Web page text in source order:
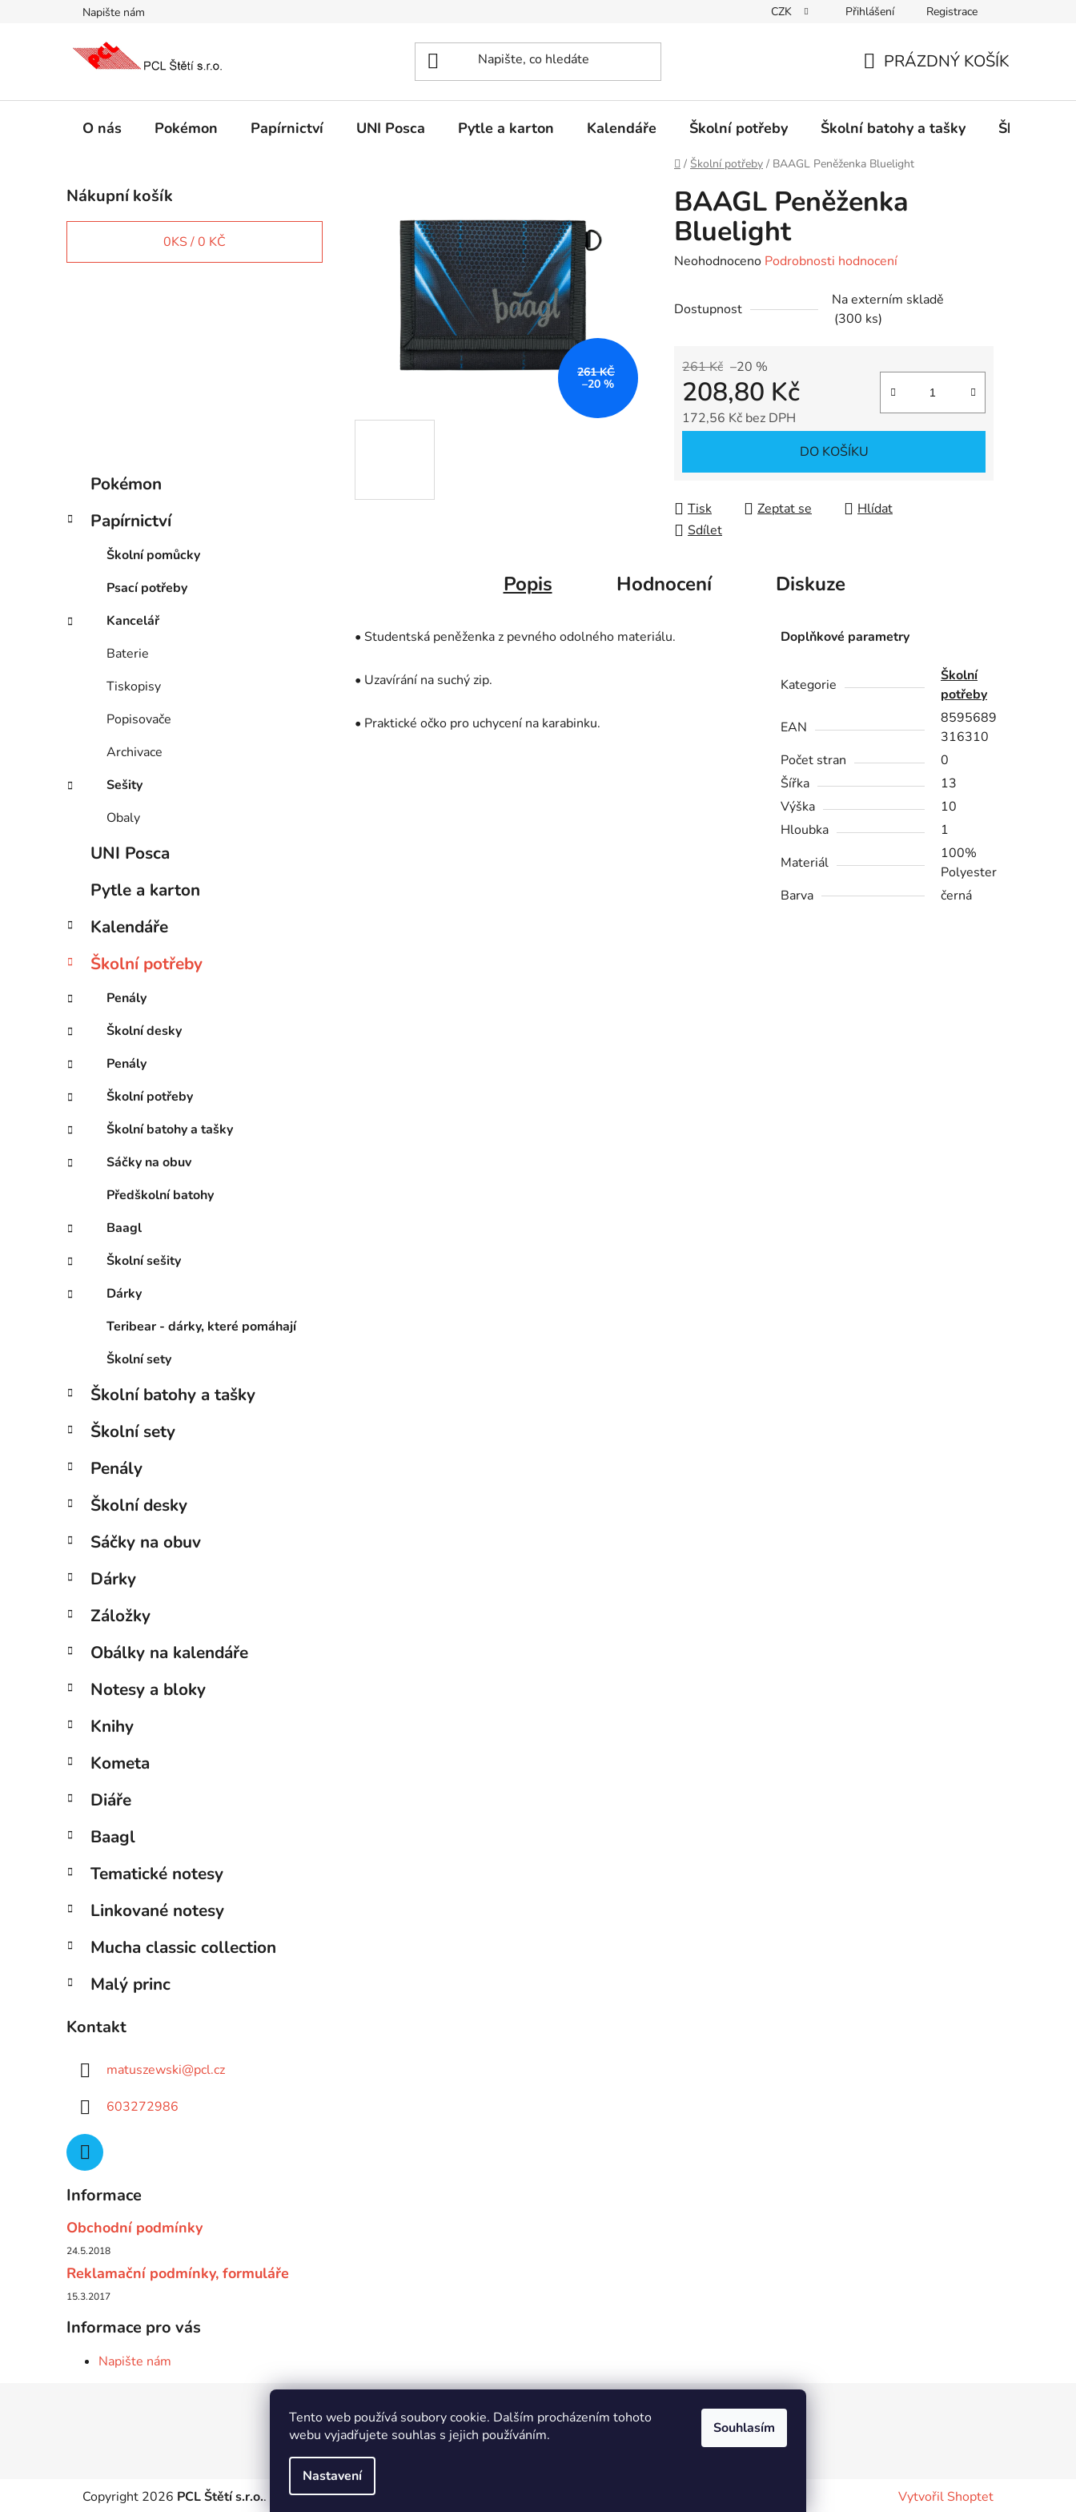
Tento web používá soubory cookie. Dalším procházením tohoto
webu vyjadřujete souhlas s jejich používáním.
Nastavení
Souhlasím
Napište nám CZK Přihlášení Registrace
KOŠÍK
PRÁZDNÝ KOŠÍK
O nás Pokémon Papírnictví UNI Posca Pytle a karton Kalendáře Školní potřeby Školní batohy a tašky Školní sety
Domů
/ Školní potřeby / BAAGL Peněženka Bluelight
o
s
r
Nákupní košík
0KS /0 KČ
Přeskočit
kategorie
e
e
Pokémon
Papírnictví
Školní pomůcky
Psací potřeby
Kancelář
Baterie
Tiskopisy
Popisovače
Archivace
Sešity
Obaly
UNI Posca
Pytle a karton
Kalendáře
Školní potřeby
Penály
Školní desky
Penály
Školní potřeby
Školní batohy a tašky
Sáčky na obuv
Předškolní batohy
Baagl
Školní sešity
Dárky
Teribear - dárky, které pomáhají
Školní sety
Školní batohy a tašky
Školní sety
Penály
Školní desky
Sáčky na obuv
Dárky
Záložky
Obálky na kalendáře
Notesy a bloky
Knihy
Kometa
Diáře
Baagl
Tematické notesy
Linkované notesy
Mucha classic collection
Malý princ
Kontakt
matuszewski@pcl.cz
603272986
Informace
Obchodní podmínky
24.5.2018
Reklamační podmínky, formuláře
15.3.2017
Informace pro vás
Napište nám
BAAGL Peněženka
Bluelight
Průměrné
produktu
hvězdiček.
Neohodnoceno Podrobnosti hodnocení
Dostupnost
Na externím skladě
(300 ks)
261 Kč –20 %
208,80 Kč
172,56 Kč bez DPH
DO KOŠÍKU
Tisk Zeptat se
Hlídat
Sdílet
261 KČ
–20 %
Popis Hodnocení Diskuze
• Studentská peněženka z pevného odolného materiálu.
• Uzavírání na suchý zip.
• Praktické očko pro uchycení na karabinku.
Doplňkové parametry
Kategorie
Školní
potřeby
EAN
8595689
316310
Počet stran
0
Šířka
13
Výška
10
Hloubka
1
Materiál
100%
Polyester
Barva
černá
IT e-shop
Vytvořil Shoptet
Copyright 2026 PCL Štětí s.r.o.. Všechna práva vyhrazena.